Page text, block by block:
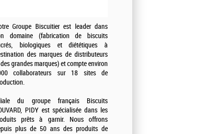
Groupe Biscuitier est leader dans
domaine (fabrication de biscuits
biologiques et diététiques à
des marques de distributeurs
grandes marques) et compte environ
collaborateurs sur 18 sites de
du groupe français Biscuits
PIDY est spécialisée dans les
prêts à garnir. Nous offrons
plus de 50 ans des produits de